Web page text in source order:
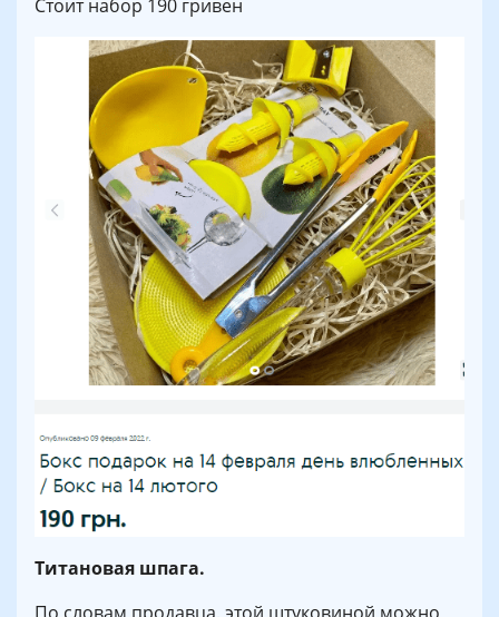
Стоит набор 190 гривен
Титановая шпага.